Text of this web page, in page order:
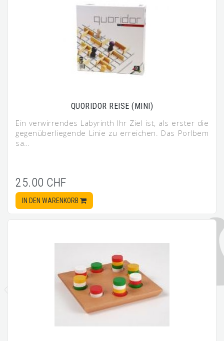
QUORIDOR REISE (MINI)
Ein verwirrendes Labyrinth Ihr Ziel ist, als erster die
gegenüberliegende Linie zu erreichen. Das Porlbem
sa…
25.00 CHF
IN DEN WARENKORB